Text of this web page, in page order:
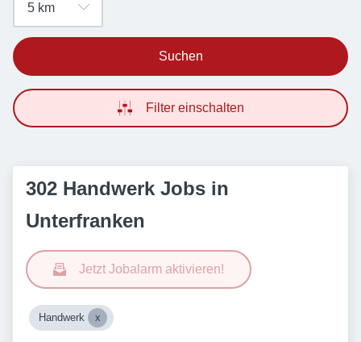
Suchen
Filter einschalten
302 Handwerk Jobs in
Unterfranken
Jetzt Jobalarm aktivieren!
Handwerk